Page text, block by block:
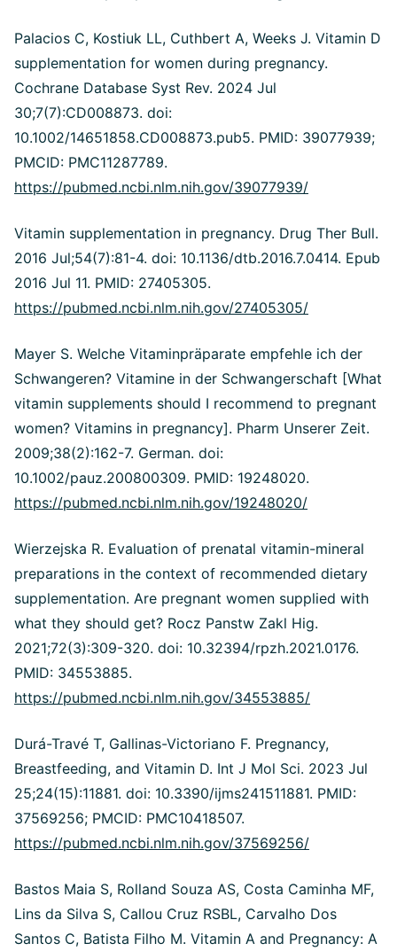
Palacios C, Kostiuk LL, Cuthbert A, Weeks J. Vitamin D
supplementation for women during pregnancy.
Cochrane Database Syst Rev. 2024 Jul
30;7(7):CD008873. doi:
10.1002/14651858.CD008873.pub5. PMID: 39077939;
PMCID: PMC11287789.
https://pubmed.ncbi.nlm.nih.gov/39077939/
Vitamin supplementation in pregnancy. Drug Ther Bull.
2016 Jul;54(7):81-4. doi: 10.1136/dtb.2016.7.0414. Epub
2016 Jul 11. PMID: 27405305.
https://pubmed.ncbi.nlm.nih.gov/27405305/
Mayer S. Welche Vitaminpräparate empfehle ich der
Schwangeren? Vitamine in der Schwangerschaft [What
vitamin supplements should I recommend to pregnant
women? Vitamins in pregnancy]. Pharm Unserer Zeit.
2009;38(2):162-7. German. doi:
10.1002/pauz.200800309. PMID: 19248020.
https://pubmed.ncbi.nlm.nih.gov/19248020/
Wierzejska R. Evaluation of prenatal vitamin-mineral
preparations in the context of recommended dietary
supplementation. Are pregnant women supplied with
what they should get? Rocz Panstw Zakl Hig.
2021;72(3):309-320. doi: 10.32394/rpzh.2021.0176.
PMID: 34553885.
https://pubmed.ncbi.nlm.nih.gov/34553885/
Durá-Travé T, Gallinas-Victoriano F. Pregnancy,
Breastfeeding, and Vitamin D. Int J Mol Sci. 2023 Jul
25;24(15):11881. doi: 10.3390/ijms241511881. PMID:
37569256; PMCID: PMC10418507.
https://pubmed.ncbi.nlm.nih.gov/37569256/
Bastos Maia S, Rolland Souza AS, Costa Caminha MF,
Lins da Silva S, Callou Cruz RSBL, Carvalho Dos
Santos C, Batista Filho M. Vitamin A and Pregnancy: A